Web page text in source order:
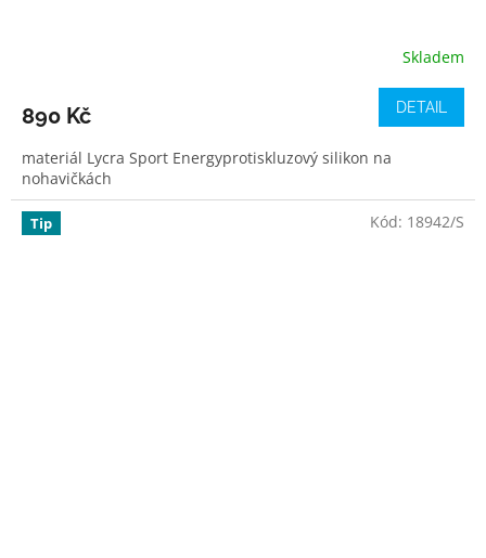
Skladem
890 Kč DETAIL
materiál Lycra Sport Energyprotiskluzový silikon na
nohavičkách
Tip Kód: 18942/S